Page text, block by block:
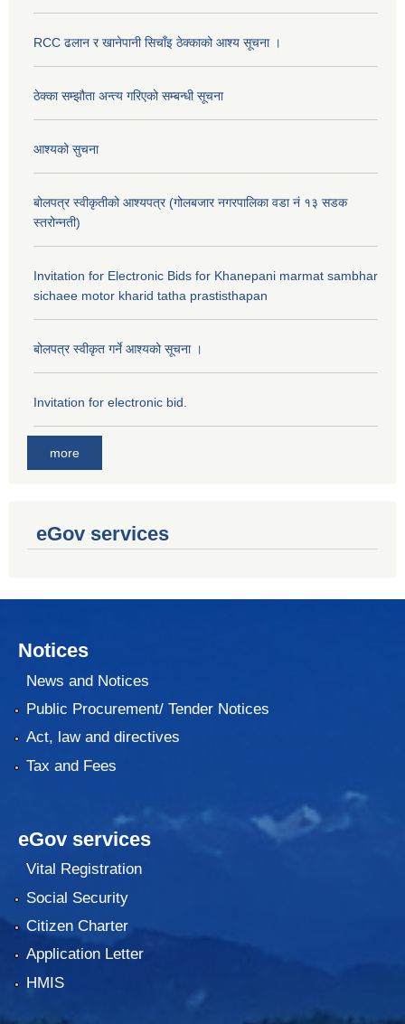
RCC ढलान र खानेपानी सिचाँइ ठेक्काको आश्य सूचना ।
ठेक्का सम्झौता अन्त्य गरिएको सम्बन्धी सूचना
आश्यको सुचना
बोलपत्र स्वीकृतीको आश्यपत्र (गोलबजार नगरपालिका वडा नं १३ सडक
स्तरोन्नती)
Invitation for Electronic Bids for Khanepani marmat sambhar
sichaee motor kharid tatha prastisthapan
बोलपत्र स्वीकृत गर्ने आश्यको सूचना ।
Invitation for electronic bid.
more
eGov services
Notices
News and Notices
Public Procurement/ Tender Notices
Act, law and directives
Tax and Fees
eGov services
Vital Registration
Social Security
Citizen Charter
Application Letter
HMIS